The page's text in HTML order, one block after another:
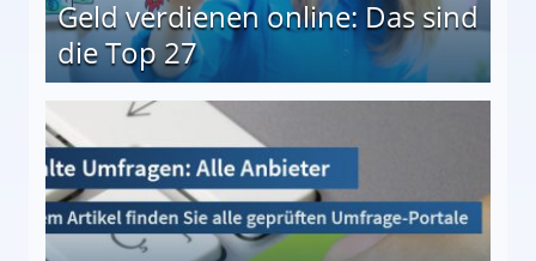
Geld verdienen online: Das sind
die Top 27